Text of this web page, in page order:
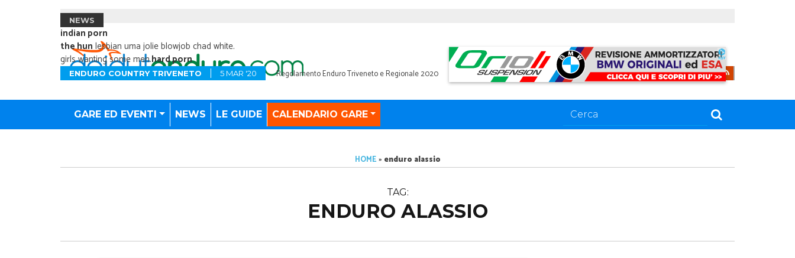
NEWS
indian porn
the hunlesbian uma jolie blowjob chad white.
girls wanting some men.hard porn
ENDURO COUNTRY TRIVENETO 5 MAR '20 Regolamento Enduro Triveneto e Regionale 2020
GARE ED EVENTI NEWS LE GUIDE CALENDARIO GARE
HOME» enduro alassio
TAG:
ENDURO ALASSIO